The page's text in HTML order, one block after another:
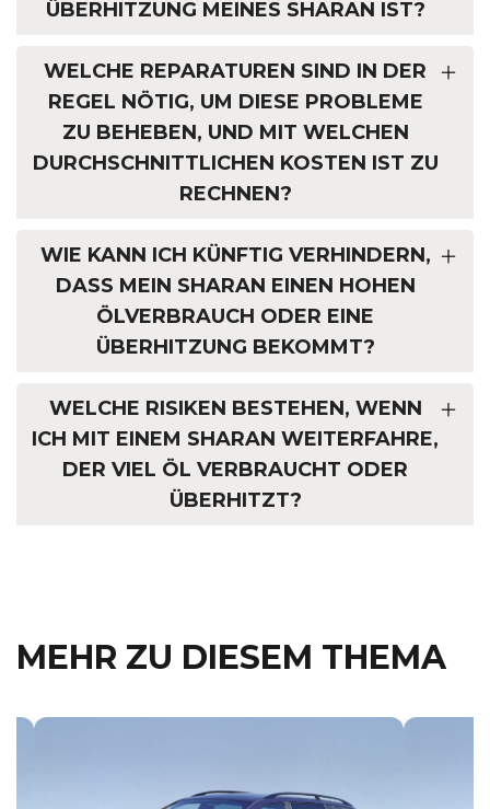
ÜBERHITZUNG MEINES SHARAN IST?
WELCHE REPARATUREN SIND IN DER
REGEL NÖTIG, UM DIESE PROBLEME
ZU BEHEBEN, UND MIT WELCHEN
DURCHSCHNITTLICHEN KOSTEN IST ZU
RECHNEN?
WIE KANN ICH KÜNFTIG VERHINDERN,
DASS MEIN SHARAN EINEN HOHEN
ÖLVERBRAUCH ODER EINE
ÜBERHITZUNG BEKOMMT?
WELCHE RISIKEN BESTEHEN, WENN
ICH MIT EINEM SHARAN WEITERFAHRE,
DER VIEL ÖL VERBRAUCHT ODER
ÜBERHITZT?
MEHR ZU DIESEM THEMA